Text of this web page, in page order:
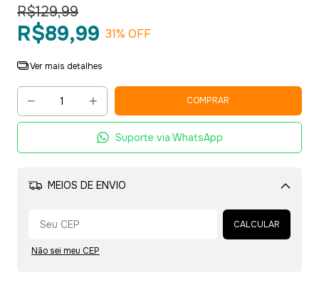
R$129,99
R$89,99 31% OFF
Ver mais detalhes
Suporte via WhatsApp
MEIOS DE ENVIO
Alterar CEP
CALCULAR
Não sei meu CEP